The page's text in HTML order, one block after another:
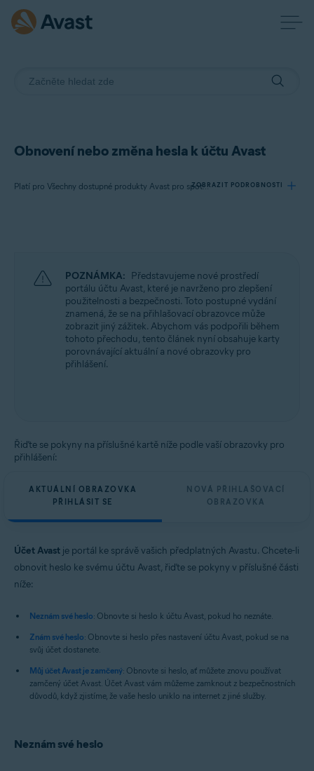
Obnovení nebo změna hesla k účtu Avast
Platí pro Všechny dostupné produkty Avast pro spotřebitele
ZOBRAZIT PODROBNOSTI
Operační systémy:
Všechny podporované operační systémy
POZNÁMKA: Představujeme nové prostředí
portálu účtu Avast, které je navrženo pro zlepšení
použitelnosti a bezpečnosti. Toto postupné vydání
znamená, že se na přihlašovací obrazovce může
zobrazit jiný zážitek. Abychom vás podpořili během
tohoto přechodu, tento článek nyní obsahuje karty
porovnávající aktuální a nové obrazovky pro
přihlášení.
Řiďte se pokyny na příslušné kartě níže podle vaší obrazovky pro
přihlášení:
AKTUÁLNÍ OBRAZOVKA
PŘIHLÁSIT SE
NOVÁ PŘIHLAŠOVACÍ
OBRAZOVKA
Účet Avast je portál ke správě vašich předplatných Avastu. Chcete-li
obnovit heslo ke svému účtu Avast, řiďte se pokyny v příslušné části
níže:
Neznám své heslo: Obnovte si heslo k účtu Avast, pokud ho neznáte.
Znám své heslo: Obnovte si heslo přes nastavení účtu Avast, pokud se na
svůj účet dostanete.
Můj účet Avast je zamčený: Obnovte si heslo, ať můžete znovu používat
zamčený účet Avast. Účet Avast vám můžeme zamknout z bezpečnostních
důvodů, když zjistíme, že vaše heslo uniklo na internet z jiné služby.
Neznám své heslo